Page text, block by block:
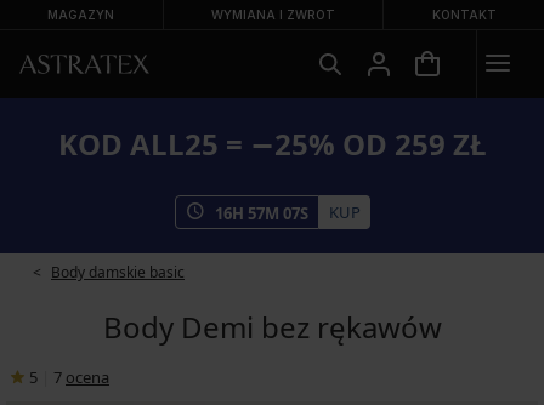
MAGAZYN WYMIANA I ZWROT KONTAKT
KOD ALL25 = −25% OD 259 ZŁ
16H 57M 07S KUP
Body damskie basic
Body Demi bez rękawów
5 7 ocena